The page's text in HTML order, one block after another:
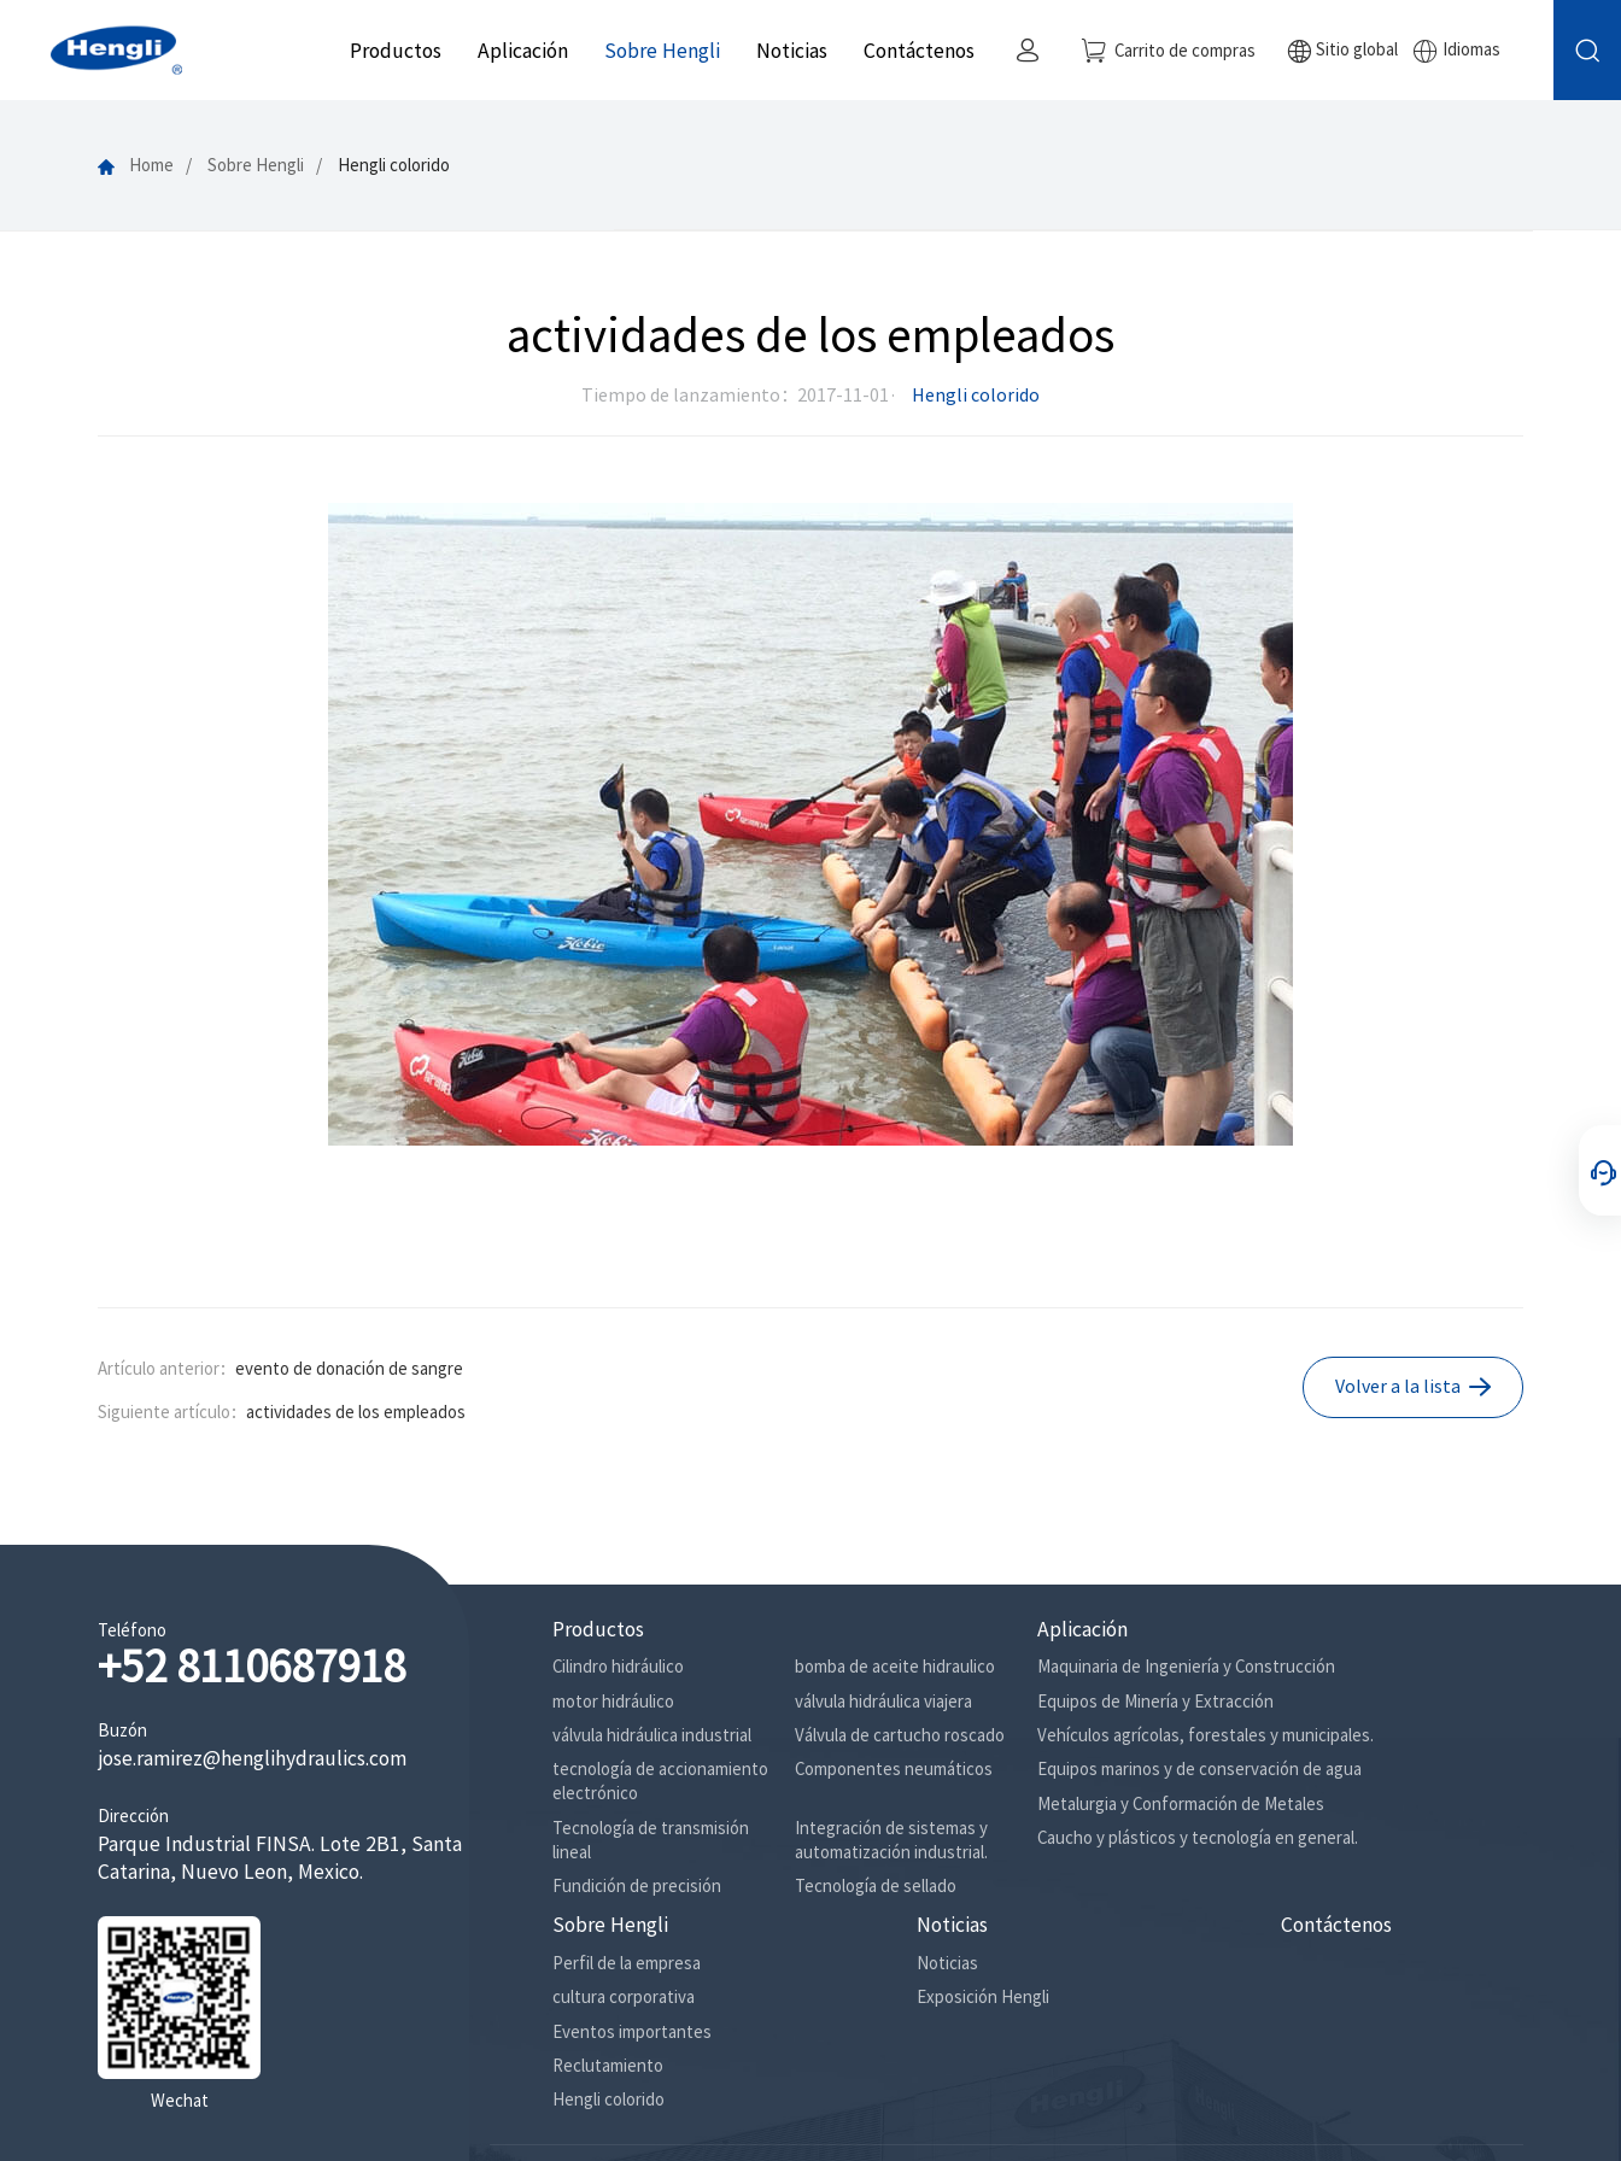
Productos Aplicación Sobre Hengli Noticias Contáctenos Carrito de compras Sitio global Idiomas
Home Sobre Hengli Hengli colorido
actividades de los empleados
Tiempo de lanzamiento：2017-11-01· Hengli colorido
Volver a la lista
Artículo anterior： evento de donación de sangre
Siguiente artículo： actividades de los empleados
Teléfono
+52 8110687918
Buzón
jose.ramirez@henglihydraulics.com
Dirección
Parque Industrial FINSA. Lote 2B1, Santa
Catarina, Nuevo Leon, Mexico.
Wechat
Productos
Cilindro hidráulico bomba de aceite hidraulico
motor hidráulico válvula hidráulica viajera
válvula hidráulica industrial Válvula de cartucho roscado
tecnología de accionamiento
electrónico
Componentes neumáticos
Tecnología de transmisión
lineal
Integración de sistemas y
automatización industrial.
Fundición de precisión Tecnología de sellado
Aplicación
Maquinaria de Ingeniería y Construcción
Equipos de Minería y Extracción
Vehículos agrícolas, forestales y municipales.
Equipos marinos y de conservación de agua
Metalurgia y Conformación de Metales
Caucho y plásticos y tecnología en general.
Sobre Hengli
Perfil de la empresa
cultura corporativa
Eventos importantes
Reclutamiento
Hengli colorido
Noticias
Noticias
Exposición Hengli
Contáctenos